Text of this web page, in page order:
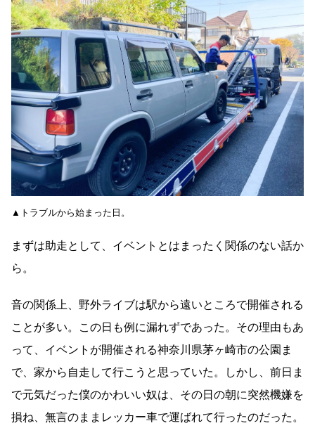
▲トラブルから始まった日。
まずは助走として、イベントとはまったく関係のない話か
ら。
音の関係上、野外ライブは駅から遠いところで開催される
ことが多い。この日も例に漏れずであった。その理由もあ
って、イベントが開催される神奈川県茅ヶ崎市の公園ま
で、家から自走して行こうと思っていた。しかし、前日ま
で元気だった僕のかわいい奴は、その日の朝に突然機嫌を
損ね、無言のままレッカー車で運ばれて行ったのだった。